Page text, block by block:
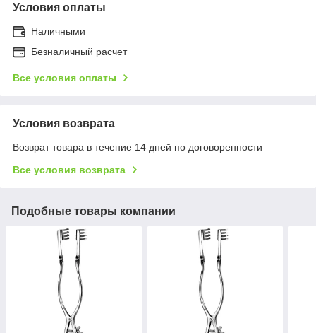
Условия оплаты
Наличными
Безналичный расчет
Все условия оплаты
Условия возврата
Возврат товара в течение 14 дней по договоренности
Все условия возврата
Подобные товары компании